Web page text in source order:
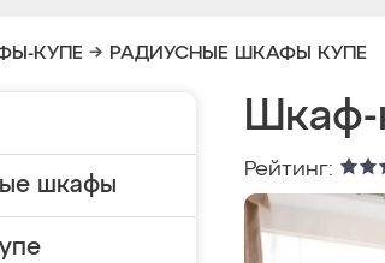
КУПЕ → РАДИУСНЫЕ ШКАФЫ КУПЕ
шкафы
Шкаф-
Рейтинг: